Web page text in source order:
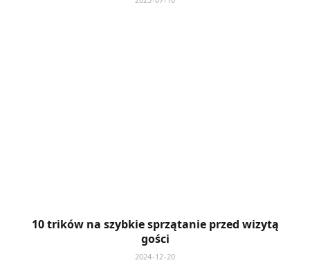
10 trików na szybkie sprzątanie przed wizytą
gości
2024-12-20